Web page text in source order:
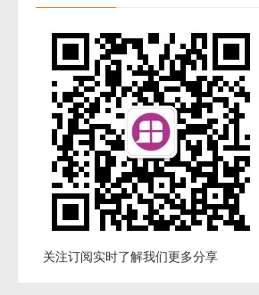
关注订阅实时了解我们更多分享